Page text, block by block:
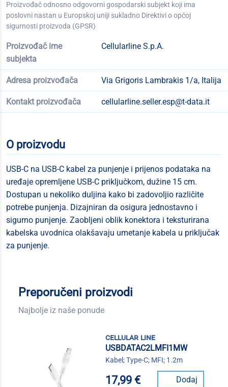
Proizvođač odnosno odgovorni gospodarski subjekt koji ima
poslovni nastan u Europskoj uniji sukladno Direktivi o općoj
sigurnosti proizvoda (GPSR)
Proizvođač ime
subjekta
Cellularline S.p.A.
Adresa proizvođača Via Grigoris Lambrakis 1/a, Italija
Kontakt proizvođača cellularline.seller.esp@t-data.it
O proizvodu
USB-C na USB-C kabel za punjenje i prijenos podataka na
uređaje opremljene USB-C priključkom, dužine 15 cm.
Dostupan u nekoliko duljina kako bi zadovoljio različite
potrebe punjenja. Dizajniran da osigura jednostavno i
sigurno punjenje. Zaobljeni oblik konektora i teksturirana
kabelska uvodnica olakšavaju umetanje kabela u priključak
za punjenje.
Preporučeni proizvodi
Najbolje iz naše ponude
cellular line
USBDATAC2LMFI1MW
Kabel; Type-C; MFI; 1.2m
17,99 € Dodaj